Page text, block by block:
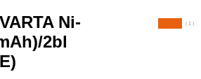
Ni-
2bl
( 1 )